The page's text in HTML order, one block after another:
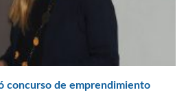
concurso de emprendimiento